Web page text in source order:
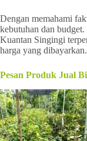
Dengan memahami
kebutuhan dan
Kuantan Singingi
harga yang dibayarkan.
Pesan Produk Jual